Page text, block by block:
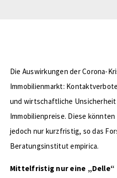
Die Auswirkungen der Corona-
Immobilienmarkt:
und wirtschaftliche
Immobilienpreise. Diese
jedoch nur kurzfristig, so das
Beratungsinstitut empirica.
Mittelfristig nur eine „Delle“